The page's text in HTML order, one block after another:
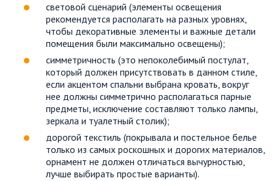
световой сценарий (элементы освещения
рекомендуется располагать на разных уровнях,
чтобы декоративные элементы и важные детали
помещения были максимально освещены);
симметричность (это непоколебимый постулат,
который должен присутствовать в данном стиле,
если акцентом спальни выбрана кровать, вокруг
нее должны симметрично располагаться парные
предметы, исключение составляют только лампы,
зеркала и туалетный столик);
дорогой текстиль (покрывала и постельное белье
только из самых роскошных и дорогих материалов,
орнамент не должен отличаться вычурностью,
лучше выбирать простые варианты).